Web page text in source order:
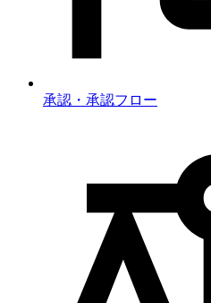
承認・承認フロー